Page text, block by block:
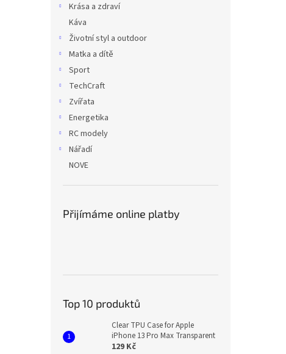
Krása a zdraví
Káva
Životní styl a outdoor
Matka a dítě
Sport
TechCraft
Zvířata
Energetika
RC modely
Nářadí
NOVE
Přijímáme online platby
Top 10 produktů
Clear TPU Case for Apple
iPhone 13 Pro Max Transparent
129 Kč